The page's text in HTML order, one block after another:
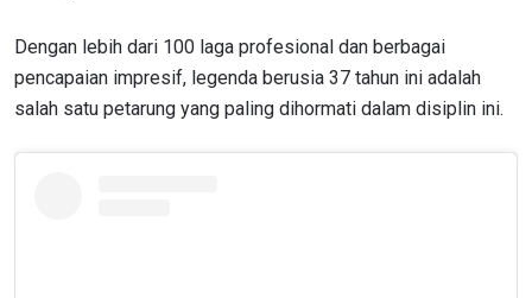
Dengan lebih dari 100 laga profesional dan berbagai
pencapaian impresif, legenda berusia 37 tahun ini adalah
salah satu petarung yang paling dihormati dalam disiplin ini.